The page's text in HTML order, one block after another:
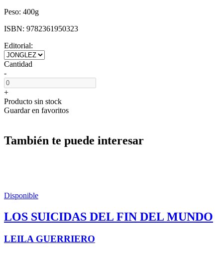
Peso: 400g
ISBN: 9782361950323
Editorial:
Cantidad
-
+
Producto sin stock
Guardar en favoritos
También te puede interesar
Disponible
LOS SUICIDAS DEL FIN DEL MUNDO
LEILA GUERRIERO